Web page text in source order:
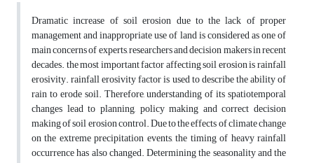
Dramatic increase of soil erosion due to the lack of proper
management and inappropriate use of land is considered as one of
main concerns of experts, researchers and decision makers in recent
decades. the most important factor affecting soil erosion is rainfall
erosivity. rainfall erosivity factor is used to describe the ability of
rain to erode soil. Therefore, understanding of its spatiotemporal
changes lead to planning, policy making and correct decision
making of soil erosion control. Due to the effects of climate change
on the extreme precipitation events, the timing of heavy rainfall
occurrence has also changed. Determining the seasonality and the